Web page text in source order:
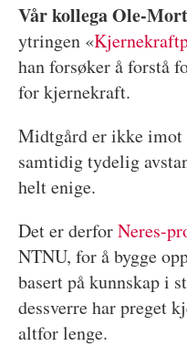
Vår kollega Ole-
ytringen «
han forsøker å forstå
for kjernekraft.
Midtgård er ikke
samtidig tydelig
helt enige.
Det er derforNeres-
NTNU, for å bygge
basert på kunnskap i
dessverre har preget
altfor lenge.